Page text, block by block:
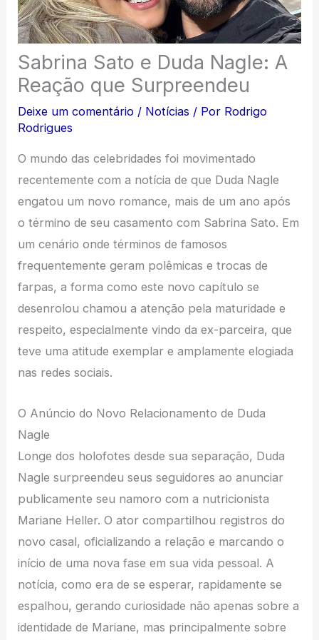
Sabrina Sato e Duda Nagle: A
Reação que Surpreendeu
Deixe um comentário / Notícias / Por Rodrigo
Rodrigues
O mundo das celebridades foi movimentado
recentemente com a notícia de que Duda Nagle
engatou um novo romance, mais de um ano após
o término de seu casamento com Sabrina Sato. Em
um cenário onde términos de famosos
frequentemente geram polêmicas e trocas de
farpas, a forma como este novo capítulo se
desenrolou chamou a atenção pela maturidade e
respeito, especialmente vindo da ex-parceira, que
teve uma atitude exemplar e amplamente elogiada
nas redes sociais.
O Anúncio do Novo Relacionamento de Duda
Nagle
Longe dos holofotes desde sua separação, Duda
Nagle surpreendeu seus seguidores ao anunciar
publicamente seu namoro com a nutricionista
Mariane Heller. O ator compartilhou registros do
novo casal, oficializando a relação e marcando o
início de uma nova fase em sua vida pessoal. A
notícia, como era de se esperar, rapidamente se
espalhou, gerando curiosidade não apenas sobre a
identidade de Mariane, mas principalmente sobre